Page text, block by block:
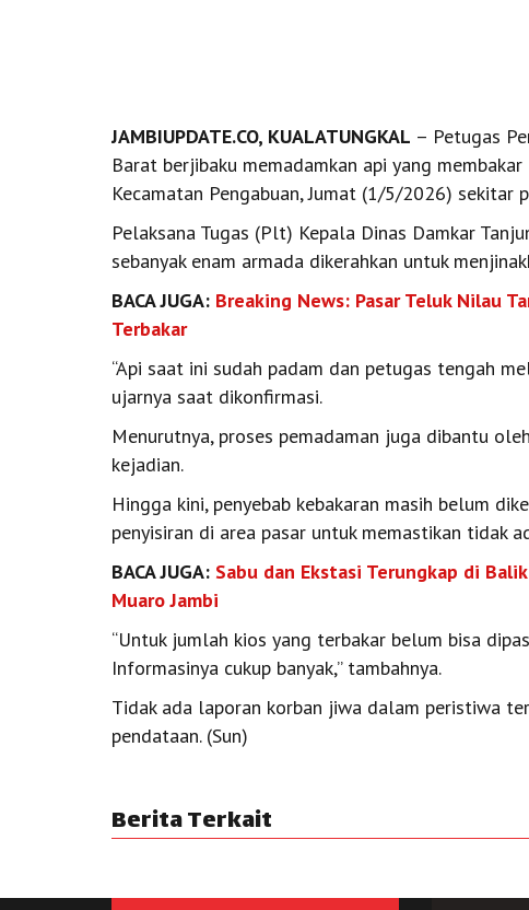
JAMBIUPDATE.CO, KUALATUNGKAL – Petugas
Barat berjibaku memadamkan api yang
Kecamatan Pengabuan, Jumat (1/5/2026) sekitar
Pelaksana Tugas (Plt) Kepala Dinas Damkar
sebanyak enam armada dikerahkan untuk
BACA JUGA: Breaking News: Pasar Teluk Nilau
Terbakar
“Api saat ini sudah padam dan petugas tengah
ujarnya saat dikonfirmasi.
Menurutnya, proses pemadaman juga dibantu
kejadian.
Hingga kini, penyebab kebakaran masih belum
penyisiran di area pasar untuk memastikan tidak
BACA JUGA: Sabu dan Ekstasi Terungkap di
Muaro Jambi
“Untuk jumlah kios yang terbakar belum bisa
Informasinya cukup banyak,” tambahnya.
Tidak ada laporan korban jiwa dalam peristiwa
pendataan. (Sun)
Berita Terkait